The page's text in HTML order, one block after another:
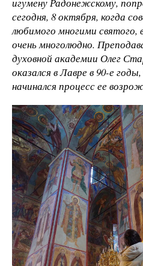
сегодня, 8 октября, когда
любимого многими святого,
очень многолюдно.
духовной академии Олег
оказался в Лавре в 90-е
начинался процесс ее